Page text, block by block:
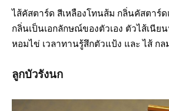
ไส้คัสตาร์ด สีเหลืองโทนส้ม กลิ่นคัสตาร์
กลิ่นเป็นเอกลักษณ์ของตัวเอง ตัวไส้เนีย
หอมไข่ เวลาทานรู้สึกตัวแป้ง และ ไส้ ก
ลูกบัวรังนก